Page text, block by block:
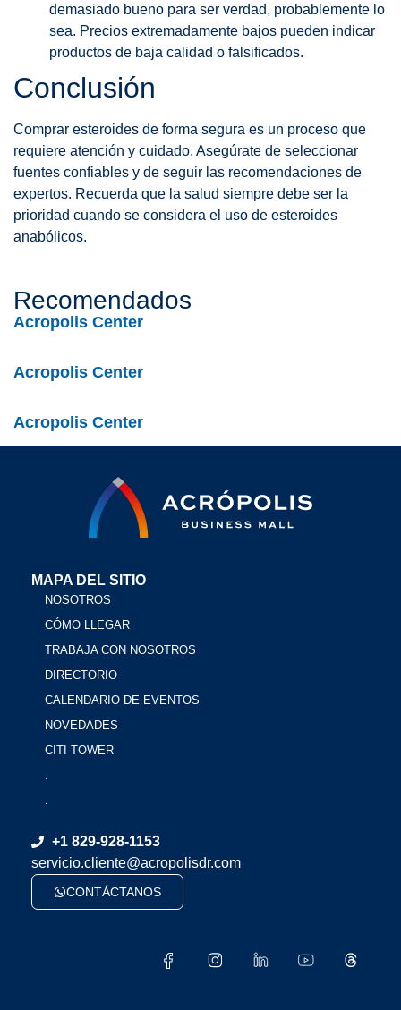
demasiado bueno para ser verdad, probablemente lo
sea. Precios extremadamente bajos pueden indicar
productos de baja calidad o falsificados.
Conclusión
Comprar esteroides de forma segura es un proceso que
requiere atención y cuidado. Asegúrate de seleccionar
fuentes confiables y de seguir las recomendaciones de
expertos. Recuerda que la salud siempre debe ser la
prioridad cuando se considera el uso de esteroides
anabólicos.
Recomendados
Acropolis Center
Acropolis Center
Acropolis Center
MAPA DEL SITIO
NOSOTROS
CÓMO LLEGAR
TRABAJA CON NOSOTROS
DIRECTORIO
CALENDARIO DE EVENTOS
NOVEDADES
CITI TOWER
+1 829-928-1153
servicio.cliente@acropolisdr.com
CONTÁCTANOS